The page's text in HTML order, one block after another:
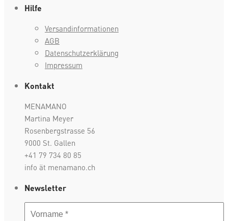
Hilfe
Versandinformationen
AGB
Datenschutzerklärung
Impressum
Kontakt
MENAMANO
Martina Meyer
Rosenbergstrasse 56
9000 St. Gallen
+41 79 734 80 85
info ät menamano.ch
Newsletter